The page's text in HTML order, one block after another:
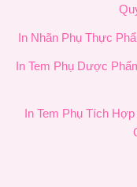
In Nhãn Phụ Thực
In Tem Phụ Dược
In Tem Phụ Tích